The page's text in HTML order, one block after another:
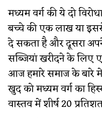
मध्यम वर्ग की ये दो
बच्चे की एक लाख या
दे सकता है और दूसरा
सब्जियां खरीदने के लिए
आज हमारे समाज के बारे
खुद को मध्यम वर्ग का
वास्तव में शीर्ष 20